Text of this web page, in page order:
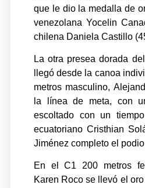
que le dio la medalla de
venezolana Yocelin
chilena Daniela Castillo
La otra presea dorada
llegó desde la canoa
metros masculino,
la línea de meta, con
escoltado con un
ecuatoriano Cristhian
Jiménez completo el
En el C1 200 metros
Karen Roco se llevó el